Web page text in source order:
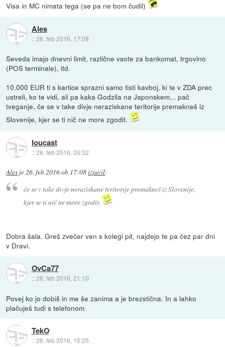
Visa in MC nimata tega (se pa ne bom čudil)
Ales
::26. feb 2016, 17:08
Seveda imajo dnevni limit, različne vsote za bankomat, trgovino
(POS terminale), itd.
10.000 EUR ti s kartice sprazni samo tisti kavboj, ki te v ZDA prec
ustreli, ko te vidi, ali pa kaka Godzila na Japonskem... pač
tveganje, če se v take divje neraziskane teritorije premakneš iz
Slovenije, kjer se ti nič ne more zgodit.
loucast
::26. feb 2016, 20:32
Ales je26. feb 2016 ob 17:08izjavil:
če se v take divje neraziskane teritorije premakneš iz Slovenije,
kjer se ti nič ne more zgodit.
Dobra šala. Greš zvečer ven s kolegi pit, najdejo te pa čez par dni
v Dravi.
OvCa77
::26. feb 2016, 21:10
Povej ko jo dobiš in me še zanima a je brezstična. In a lahko
plačuješ tudi s telefonom
TekO
::28. feb 2016, 15:25